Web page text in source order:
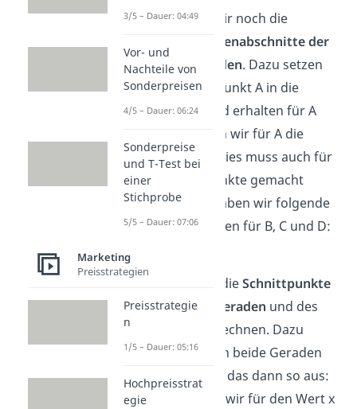
Nun benötigen wir noch die
y-Achsenabschnitte der
Projektionsgeraden. Dazu setzen
wir einfach den Punkt A in die
Gleichung ein und erhalten für A
6,15. Somit haben wir für A die
Gerade erstellt. Dies muss auch für
die restlichen Punkte gemacht
werden. Damit haben wir folgende
Projektionsgeraden für B, C und D:
Jetzt können wir dieSchnittpunkte
der Projektionsgeraden und des
Idealvektors
berechnen. Dazu
setzen wir einfach beide Geraden
gleich. Bei A sieht das dann so aus:
… Somit erhalten wir für den Wert x
3/5 – Dauer: 04:49
Vor- und
Nachteile von
Sonderpreisen
4/5 – Dauer: 06:24
Sonderpreise
und T-Test bei
einer
Stichprobe
5/5 – Dauer: 07:06
Marketing
Preisstrategien
Preisstrategie
n
1/5 – Dauer: 05:16
Hochpreisstrat
egie